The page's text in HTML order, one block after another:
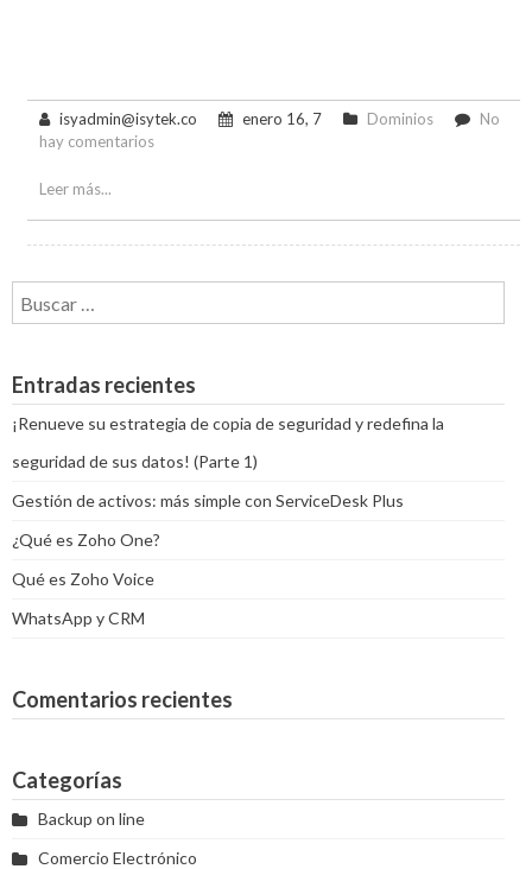
isyadmin@isytek.co enero 16, 7 Dominios
No
hay comentariosen
Leer más...
Buscar:
Entradas recientes
¡Renueve su estrategia de copia de seguridad y redefina la
seguridad de sus datos! (Parte 1)
Gestión de activos: más simple con ServiceDesk Plus
¿Qué es Zoho One?
Qué es Zoho Voice
WhatsApp y CRM
Comentarios recientes
Categorías
Backup on line
Comercio Electrónico